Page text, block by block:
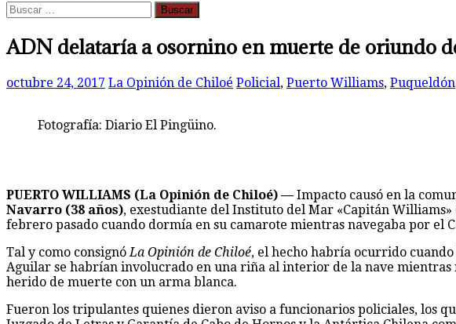
Buscar:
ADN delataría a osornino en muerte de oriundo
octubre 24, 2017 La Opinión de Chiloé Policial, Puerto Williams, Puqueldón
Fotografía: Diario El Pingüino.
PUERTO WILLIAMS (La Opinión de Chiloé) — Impacto causó en la
Navarro (38 años), exestudiante del Instituto del Mar «Capitán
febrero pasado cuando dormía en su camarote mientras navegaba por el
Tal y como consignóLa Opinión de Chiloé, el hecho habría ocurrido
Aguilar se habrían involucrado en una riña al interior de la nave mientras
herido de muerte con un arma blanca.
Fueron los tripulantes quienes dieron aviso a funcionarios policiales, los